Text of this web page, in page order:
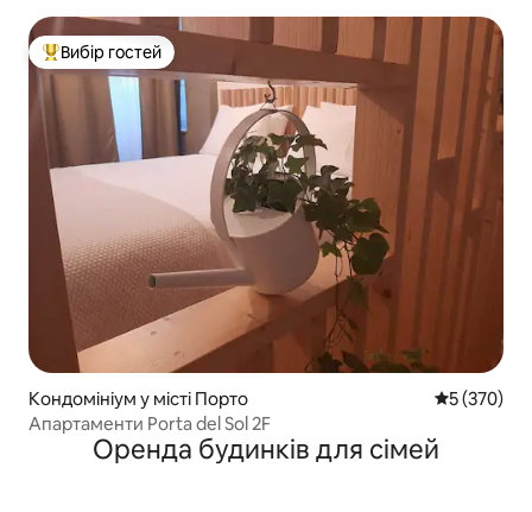
Топ вибір гостей
Вибір гостей
Кондомініум у місті Порто Середня
5 (370)
Апартаменти Porta del Sol 2F
Оренда будинків для сімей